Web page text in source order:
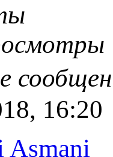
16:20
Asmani